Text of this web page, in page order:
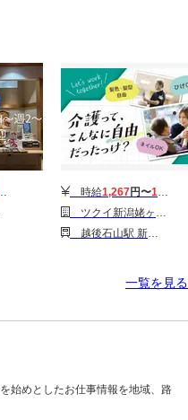
時給1,267円〜1,629
ツクイ新潟姥ヶ山第二(デイサービス)
越後石山駅 新潟駅
一覧を見る
始めとしたお仕事情報を地域、路